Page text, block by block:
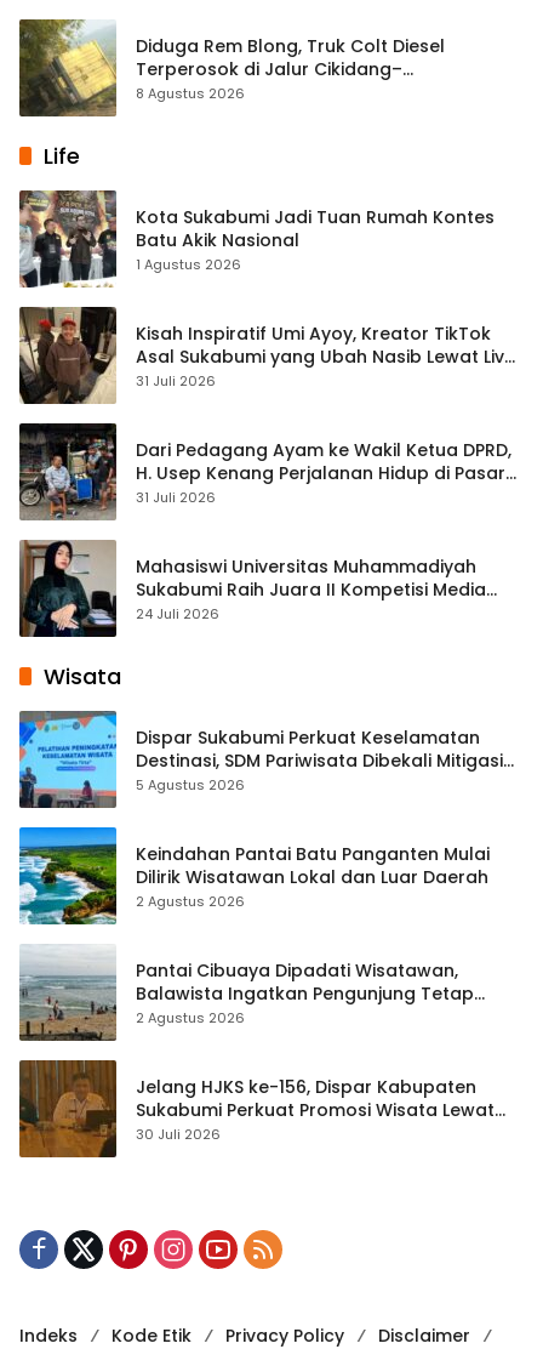
Diduga Rem Blong, Truk Colt Diesel
Terperosok di Jalur Cikidang–
Palabuhanratu
8 Agustus 2026
Life
Kota Sukabumi Jadi Tuan Rumah Kontes
Batu Akik Nasional
1 Agustus 2026
Kisah Inspiratif Umi Ayoy, Kreator TikTok
Asal Sukabumi yang Ubah Nasib Lewat Live
Streaming
31 Juli 2026
Dari Pedagang Ayam ke Wakil Ketua DPRD,
H. Usep Kenang Perjalanan Hidup di Pasar
Cisaat
31 Juli 2026
Mahasiswi Universitas Muhammadiyah
Sukabumi Raih Juara II Kompetisi Media
Pembelajaran Digital Tingkat Internasional
24 Juli 2026
Wisata
Dispar Sukabumi Perkuat Keselamatan
Destinasi, SDM Pariwisata Dibekali Mitigasi
hingga Teknik Evakuasi
5 Agustus 2026
Keindahan Pantai Batu Panganten Mulai
Dilirik Wisatawan Lokal dan Luar Daerah
2 Agustus 2026
Pantai Cibuaya Dipadati Wisatawan,
Balawista Ingatkan Pengunjung Tetap
Waspada
2 Agustus 2026
Jelang HJKS ke-156, Dispar Kabupaten
Sukabumi Perkuat Promosi Wisata Lewat
Publikasi Digital
30 Juli 2026
Indeks Kode Etik Privacy Policy
Disclaimer